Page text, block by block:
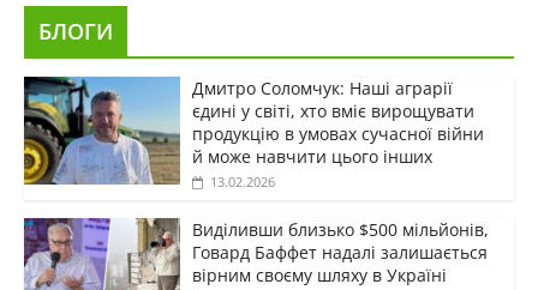
БЛОГИ
Дмитро Соломчук: Наші аграрії
єдині у світі, хто вміє вирощувати
продукцію в умовах сучасної війни
й може навчити цього інших
13.02.2026
Виділивши близько $500 мільйонів,
Говард Баффет надалі залишається
вірним своєму шляху в Україні